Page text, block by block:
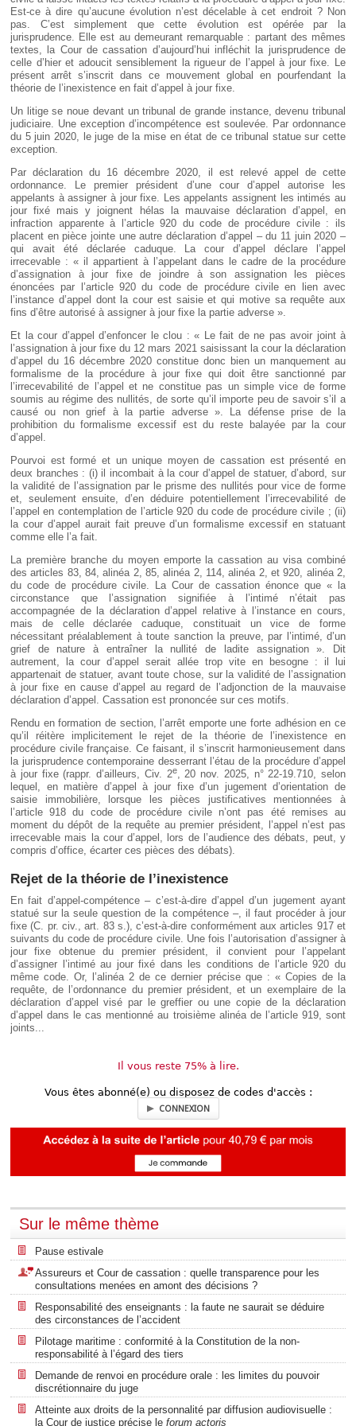
Est-ce à dire qu’aucune évolution n’est décelable à cet endroit ? Non
pas. C’est simplement que cette évolution est opérée par la
jurisprudence. Elle est au demeurant remarquable : partant des mêmes
textes, la Cour de cassation d’aujourd’hui infléchit la jurisprudence de
celle d’hier et adoucit sensiblement la rigueur de l’appel à jour fixe. Le
présent arrêt s’inscrit dans ce mouvement global en pourfendant la
théorie de l’inexistence en fait d’appel à jour fixe.
Un litige se noue devant un tribunal de grande instance, devenu tribunal
judiciaire. Une exception d’incompétence est soulevée. Par ordonnance
du 5 juin 2020, le juge de la mise en état de ce tribunal statue sur cette
exception.
Par déclaration du 16 décembre 2020, il est relevé appel de cette
ordonnance. Le premier président d’une cour d’appel autorise les
appelants à assigner à jour fixe. Les appelants assignent les intimés au
jour fixé mais y joignent hélas la mauvaise déclaration d’appel, en
infraction apparente à l’article 920 du code de procédure civile : ils
placent en pièce jointe une autre déclaration d’appel – du 11 juin 2020 –
qui avait été déclarée caduque. La cour d’appel déclare l’appel
irrecevable : « il appartient à l’appelant dans le cadre de la procédure
d’assignation à jour fixe de joindre à son assignation les pièces
énoncées par l’article 920 du code de procédure civile en lien avec
l’instance d’appel dont la cour est saisie et qui motive sa requête aux
fins d’être autorisé à assigner à jour fixe la partie adverse ».
Et la cour d’appel d’enfoncer le clou : « Le fait de ne pas avoir joint à
l’assignation à jour fixe du 12 mars 2021 saisissant la cour la déclaration
d’appel du 16 décembre 2020 constitue donc bien un manquement au
formalisme de la procédure à jour fixe qui doit être sanctionné par
l’irrecevabilité de l’appel et ne constitue pas un simple vice de forme
soumis au régime des nullités, de sorte qu’il importe peu de savoir s’il a
causé ou non grief à la partie adverse ». La défense prise de la
prohibition du formalisme excessif est du reste balayée par la cour
d’appel.
Pourvoi est formé et un unique moyen de cassation est présenté en
deux branches : (i) il incombait à la cour d’appel de statuer, d’abord, sur
la validité de l’assignation par le prisme des nullités pour vice de forme
et, seulement ensuite, d’en déduire potentiellement l’irrecevabilité de
l’appel en contemplation de l’article 920 du code de procédure civile ; (ii)
la cour d’appel aurait fait preuve d’un formalisme excessif en statuant
comme elle l’a fait.
La première branche du moyen emporte la cassation au visa combiné
des articles 83, 84, alinéa 2, 85, alinéa 2, 114, alinéa 2, et 920, alinéa 2,
du code de procédure civile. La Cour de cassation énonce que « la
circonstance que l’assignation signifiée à l’intimé n’était pas
accompagnée de la déclaration d’appel relative à l’instance en cours,
mais de celle déclarée caduque, constituait un vice de forme
nécessitant préalablement à toute sanction la preuve, par l’intimé, d’un
grief de nature à entraîner la nullité de ladite assignation ». Dit
autrement, la cour d’appel serait allée trop vite en besogne : il lui
appartenait de statuer, avant toute chose, sur la validité de l’assignation
à jour fixe en cause d’appel au regard de l’adjonction de la mauvaise
déclaration d’appel. Cassation est prononcée sur ces motifs.
Rendu en formation de section, l’arrêt emporte une forte adhésion en ce
qu’il réitère implicitement le rejet de la théorie de l’inexistence en
procédure civile française. Ce faisant, il s’inscrit harmonieusement dans
la jurisprudence contemporaine desserrant l’étau de la procédure d’appel
à jour fixe (rappr. d’ailleurs, Civ. 2e, 20 nov. 2025, n° 22-19.710, selon
lequel, en matière d’appel à jour fixe d’un jugement d’orientation de
saisie immobilière, lorsque les pièces justificatives mentionnées à
l’article 918 du code de procédure civile n’ont pas été remises au
moment du dépôt de la requête au premier président, l’appel n’est pas
irrecevable mais la cour d’appel, lors de l’audience des débats, peut, y
compris d’office, écarter ces pièces des débats).
Rejet de la théorie de l’inexistence
En fait d’appel-compétence – c’est-à-dire d’appel d’un jugement ayant
statué sur la seule question de la compétence –, il faut procéder à jour
fixe (C. pr. civ., art. 83 s.), c’est-à-dire conformément aux articles 917 et
suivants du code de procédure civile. Une fois l’autorisation d’assigner à
jour fixe obtenue du premier président, il convient pour l’appelant
d’assigner l’intimé au jour fixé dans les conditions de l’article 920 du
même code. Or, l’alinéa 2 de ce dernier précise que : « Copies de la
requête, de l’ordonnance du premier président, et un exemplaire de la
déclaration d’appel visé par le greffier ou une copie de la déclaration
d’appel dans le cas mentionné au troisième alinéa de l’article 919, sont
joints...
Il vous reste 75% à lire.
Vous êtes abonné(e) ou disposez de codes d'accès :
CONNEXION
Sur le même thème
Pause estivale
Assureurs et Cour de cassation : quelle transparence pour les
consultations menées en amont des décisions ?
Responsabilité des enseignants : la faute ne saurait se déduire
des circonstances de l’accident
Pilotage maritime : conformité à la Constitution de la non-
responsabilité à l’égard des tiers
Demande de renvoi en procédure orale : les limites du pouvoir
discrétionnaire du juge
Atteinte aux droits de la personnalité par diffusion audiovisuelle :
la Cour de justice précise le forum actoris